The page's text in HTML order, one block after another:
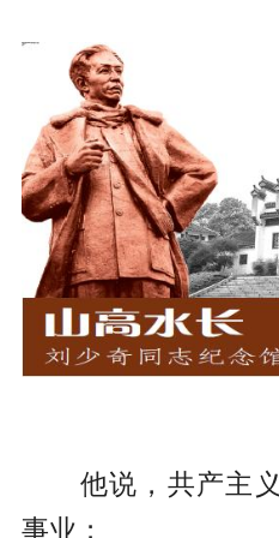
他说，共产主义
事业；